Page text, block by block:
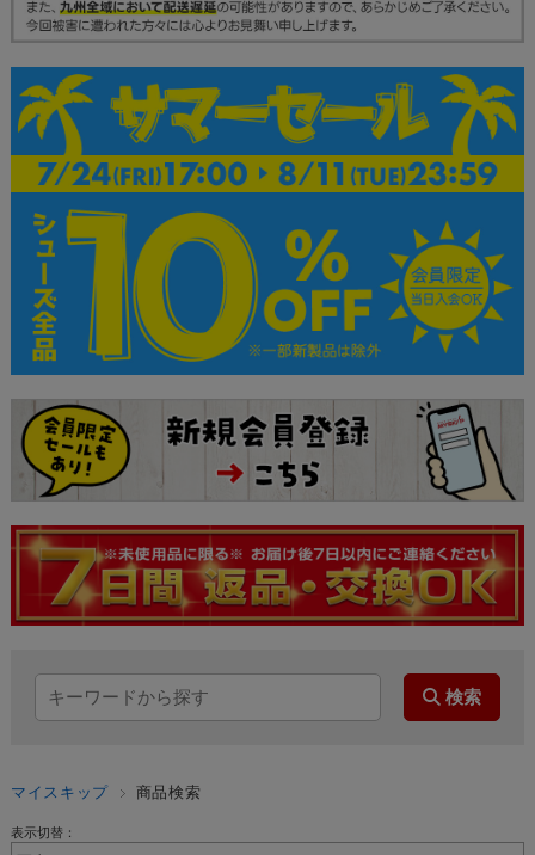
マイスキップ 商品検索
表示切替：